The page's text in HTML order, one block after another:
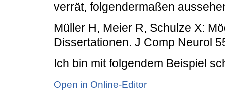
verrät, folgendermaßen
Müller H, Meier R, Schulze X:
Dissertationen. J Comp Neurol
Ich bin mit folgendem Beispiel
Open in Online-Editor